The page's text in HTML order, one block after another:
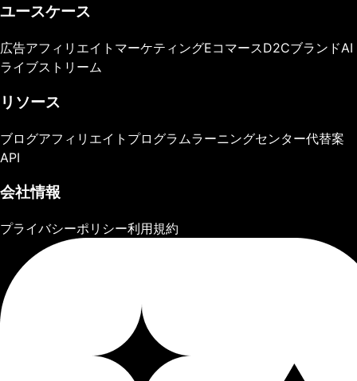
ユースケース
広告アフィリエイトマーケティングEコマースD2CブランドAI
ライブストリーム
リソース
ブログアフィリエイトプログラムラーニングセンター代替案
API
会社情報
プライバシーポリシー利用規約